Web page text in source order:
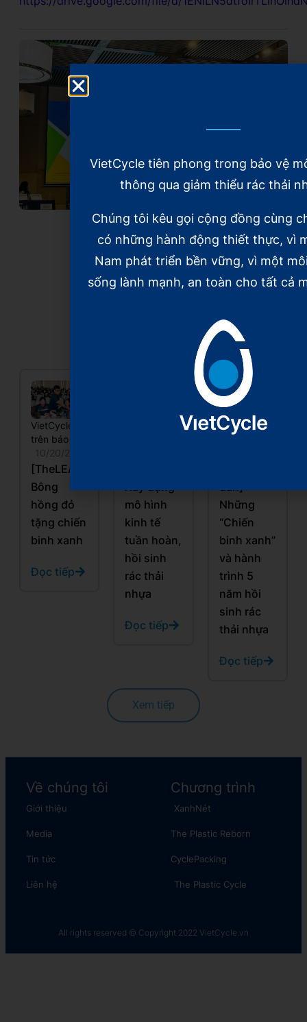
Xem thêm
VietCycle
trên báo chí
10/20/2025
[TheLEADER]
Bông
hồng đỏ
tặng chiến
binh xanh
Đọc tiếp
mô hình
kinh tế
tuần hoàn,
hồi sinh
rác thải
nhựa
Đọc tiếp
VietCycle
Những
“Chiến
binh xanh”
và hành
trình 5
năm hồi
sinh rác
thải nhựa
Đọc tiếp
Xem tiếp
Về chúng tôi
Giới thiệu
Media
Tin tức
Liên hệ
Chương trình
XanhNét
The Plastic Reborn
CyclePacking
The Plastic Cycle​
All rights reserved © Copyright 2022 VietCycle.vn
VietCycle tiên phong trong bảo vệ
thông qua giảm thiểu rác thải
Chúng tôi kêu gọi cộng đồng cùng
có những hành động thiết thực, vì
Nam phát triển bền vững, vì một
sống lành mạnh, an toàn cho tất cả